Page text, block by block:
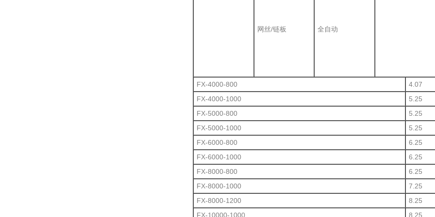
网丝/链板 全自动
FX-4000-800
4.07
FX-4000-1000
5.25
FX-5000-800
5.25
FX-5000-1000
5.25
FX-6000-800
6.25
FX-6000-1000
6.25
FX-8000-800
6.25
FX-8000-1000
7.25
FX-8000-1200
8.25
FX-10000-1000
8.25